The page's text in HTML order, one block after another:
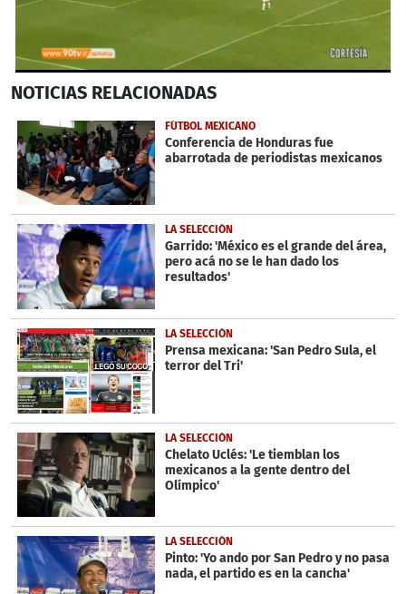
seconds
44
seconds
NOTICIAS RELACIONADAS
FÚTBOL MEXICANO
Conferencia de Honduras fue
abarrotada de periodistas mexicanos
LA SELECCIÓN
Garrido: 'México es el grande del área,
pero acá no se le han dado los
resultados'
LA SELECCIÓN
Prensa mexicana: 'San Pedro Sula, el
terror del Tri'
LA SELECCIÓN
Chelato Uclés: 'Le tiemblan los
mexicanos a la gente dentro del
Olímpico'
LA SELECCIÓN
Pinto: 'Yo ando por San Pedro y no pasa
nada, el partido es en la cancha'